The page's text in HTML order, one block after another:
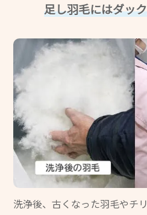
足し羽毛にはダッ
洗浄後、古くなった羽毛やチ